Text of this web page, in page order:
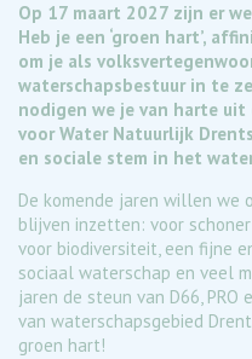
Op 17 maart 2027 zijn er
Heb je een ‘groen hart’,
om je als
waterschapsbestuur in te
nodigen we je van harte
voor Water Natuurlijk
en sociale stem in het
De komende jaren willen we
blijven inzetten: voor
voor biodiversiteit, een fijne
sociaal waterschap en veel
jaren de steun van D66,
van waterschapsgebied
groen hart!